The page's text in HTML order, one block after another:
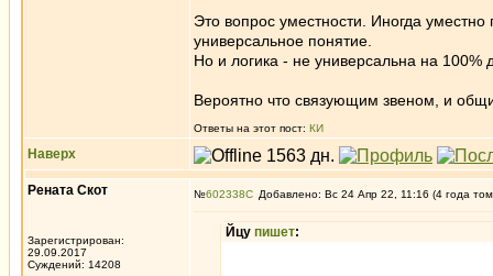
Это вопрос уместности. Иногда
универсальное понятие.
Но и логика - не универсальна на 100%
Вероятно что связующим звеном, и
Ответы на этот пост: КИ
Наверх
Рената Скот
Зарегистрирован:
29.09.2017
Суждений: 14208
№602338 Добавлено: Вс 24 Апр 22, 11:16 (4 года
Йцу пишет: